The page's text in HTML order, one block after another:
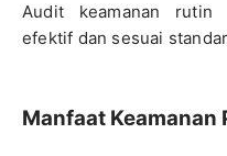
Audit keamanan rutin
efektif dan sesuai
Manfaat Keamanan